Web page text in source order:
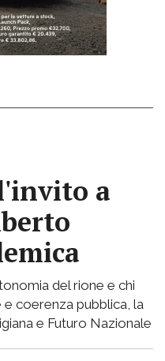
a
del rione e chi
coerenza pubblica, la
e Futuro Nazionale